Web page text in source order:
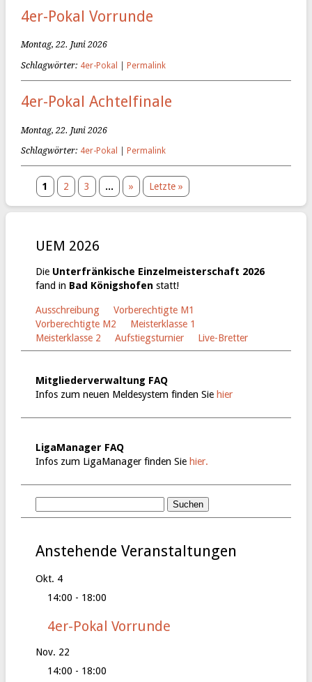
4er-Pokal Vorrunde
Montag, 22. Juni 2026
Schlagwörter: 4er-Pokal Permalink
4er-Pokal Achtelfinale
Montag, 22. Juni 2026
Schlagwörter: 4er-Pokal Permalink
1 2 3 ... » Letzte »
UEM 2026
Die Unterfränkische Einzelmeisterschaft 2026
fand in Bad Königshofen statt!
Ausschreibung
Vorberechtigte M1
Vorberechtigte M2
Meisterklasse 1
Meisterklasse 2
Aufstiegsturnier Live-Bretter
Mitgliederverwaltung FAQ
Infos zum neuen Meldesystem finden Sie hier
LigaManager FAQ
Infos zum LigaManager finden Siehier.
Anstehende Veranstaltungen
Okt. 4
14:00 - 18:00
4er-Pokal Vorrunde
Nov. 22
14:00 - 18:00